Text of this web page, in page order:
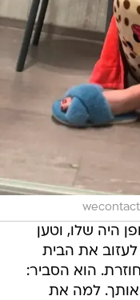
היה שלו, וטען
את הבית
הוא הסביר:
למה את